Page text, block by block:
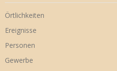
Örtlichkeiten
Ereignisse
Personen
Gewerbe